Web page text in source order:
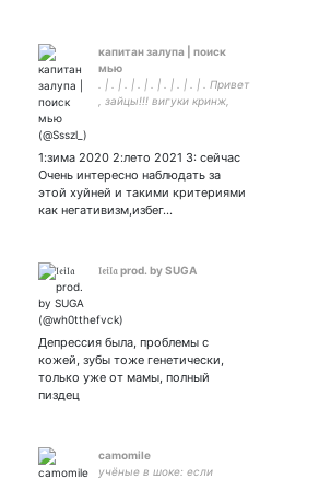
капитан залупа | поиск
мью
. | . | . | . | . | . | . | . | . Привет
, зайцы!!! вигуки кринж,
1:зима 2020 2:лето 2021 3: сейчас
Очень интересно наблюдать за
этой хуйней и такими критериями
как негативизм,избег…
𝔩𝔢𝔦𝔩𝔞 prod. by SUGA
Депрессия была, проблемы с
кожей, зубы тоже генетически,
только уже от мамы, полный
пиздец
camomile
учёные в шоке: если